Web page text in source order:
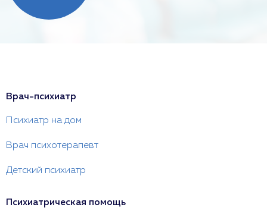
Врач-психиатр
Психиатр на дом
Врач психотерапевт
Детский психиатр
Психиатрическая помощь